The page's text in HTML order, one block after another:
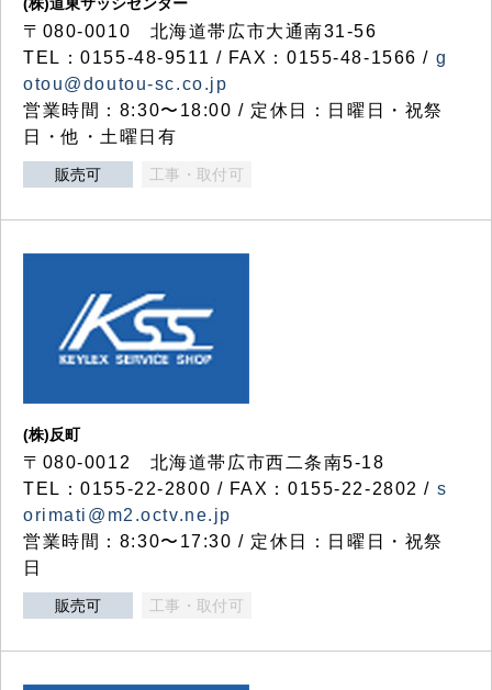
〒080-0010 北海道帯広市大通南31-56
TEL：0155-48-9511 / FAX：0155-48-1566 / g
otou@doutou-sc.co.jp
営業時間：8:30〜18:00 / 定休日：日曜日・祝祭
日・他・土曜日有
販売可 工事・取付可
(株)反町
〒080-0012 北海道帯広市西二条南5-18
TEL：0155-22-2800 / FAX：0155-22-2802 / s
orimati@m2.octv.ne.jp
営業時間：8:30〜17:30 / 定休日：日曜日・祝祭
日
販売可 工事・取付可